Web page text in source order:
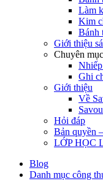
Làm
Kim
Bánh
Giới thiệu
Chuyên mục
Ghi
Giới thiệu
Về
Hỏi đáp
Bản quyền
LỚP HỌC
Blog
Danh mục công